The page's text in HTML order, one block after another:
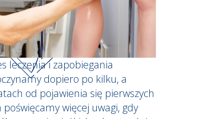
leczenia i zapobiegania
dopiero po kilku, a
od pojawienia się pierwszych
więcej uwagi, gdy